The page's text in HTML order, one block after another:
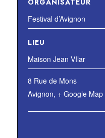
Festival d’Avignon
LIEU
Maison Jean VIlar
8 Rue de Mons
Avignon, + Google Map